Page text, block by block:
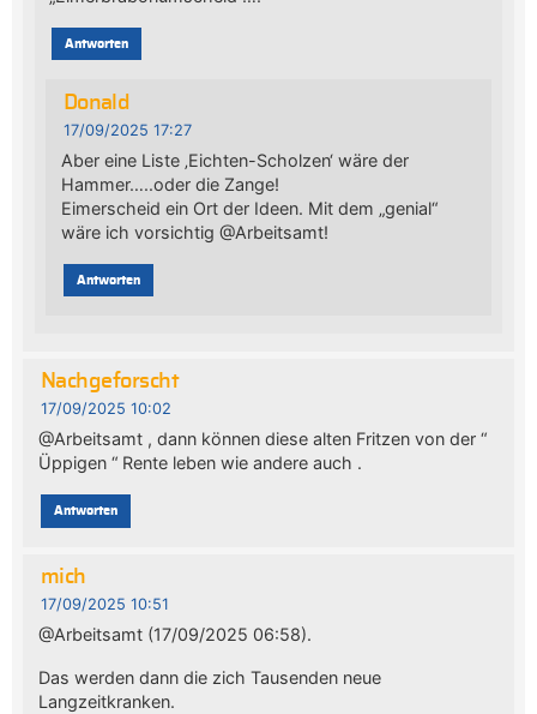
Antworten
Donald
17/09/2025 17:27
Aber eine Liste ‚Eichten-Scholzen‘ wäre der
Hammer…..oder die Zange!
Eimerscheid ein Ort der Ideen. Mit dem „genial“
wäre ich vorsichtig @Arbeitsamt!
Antworten
Nachgeforscht
17/09/2025 10:02
@Arbeitsamt , dann können diese alten Fritzen von der “
Üppigen “ Rente leben wie andere auch .
Antworten
mich
17/09/2025 10:51
@Arbeitsamt (17/09/2025 06:58).
Das werden dann die zich Tausenden neue
Langzeitkranken.